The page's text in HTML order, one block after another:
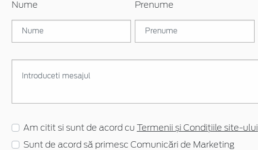
Nume Prenume
Am citit si sunt de acord cu Termenii și Condițiile site-ului
Sunt de acord să primesc Comunicări de Marketing